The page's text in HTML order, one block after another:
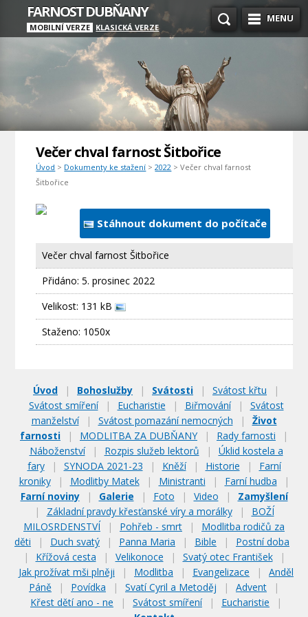
MENU
FARNOST DUBŇANY
MOBILNÍ VERZE KLASICKÁ VERZE
Večer chval farnost Šitbořice
Úvod > Dokumenty ke stažení >2022 > Večer chval farnost
Šitbořice
Stáhnout dokument do počítače
Večer chval farnost Šitbořice
Přidáno:5. prosinec 2022
Velikost: 131 kB
Staženo: 1050x
Úvod | Bohoslužby | Svátosti | Svátost křtu
|
Svátost smíření
| Eucharistie | Biřmování |
Svátost
manželství
| Svátost pomazání nemocných |
Život
farnosti
| MODLITBA ZA DUBŇANY | Rady farnosti
|
Náboženství
| Rozpis služeb lektorů |
Úklid kostela a
fary
| SYNODA 2021-23 | Kněží | Historie |
Farní
kroniky
| Modlitby Matek | Ministranti | Farní hudba
|
Farní noviny
| Galerie | Foto | Video |
Zamyšlení
|
Základní pravdy křesťanské víry a morálky |
BOŽÍ
MILOSRDENSTVÍ
| Pohřeb - smrt |
Modlitba rodičů za
děti
| Duch svatý | Panna Maria | Bible |
Postní doba
|
Křížová cesta | Velikonoce | Svatý otec František
|
Jak prožívat mši plněji
| Modlitba | Evangelizace |
Anděl
Páně
| Povídka | Svatí Cyril a Metoděj | Advent
|
Křest dětí ano - ne
| Svátost smíření | Eucharistie
|